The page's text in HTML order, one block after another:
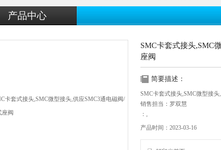
产品中心
SMC卡套式接头,SMC
座阀
简要描述：
SMC卡套式接头,SMC微型接
销售担当：罗双慧
：,
手机:
产品时间：2023-03-16